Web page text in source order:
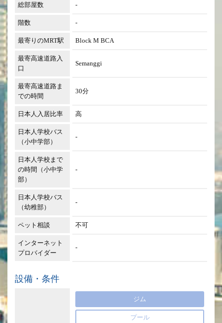
総部屋数 -
階数 -
最寄りのMRT駅 Block M BCA
最寄高速道路入
口
Semanggi
最寄高速道路ま
での時間
30分
日本人入居比率 高
日本人学校バス
（小中学部）
-
日本人学校まで
の時間（小中学
部）
-
日本人学校バス
（幼稚部）
-
ペット相談 不可
インターネット
プロバイダー
-
設備・条件
ジム
プール